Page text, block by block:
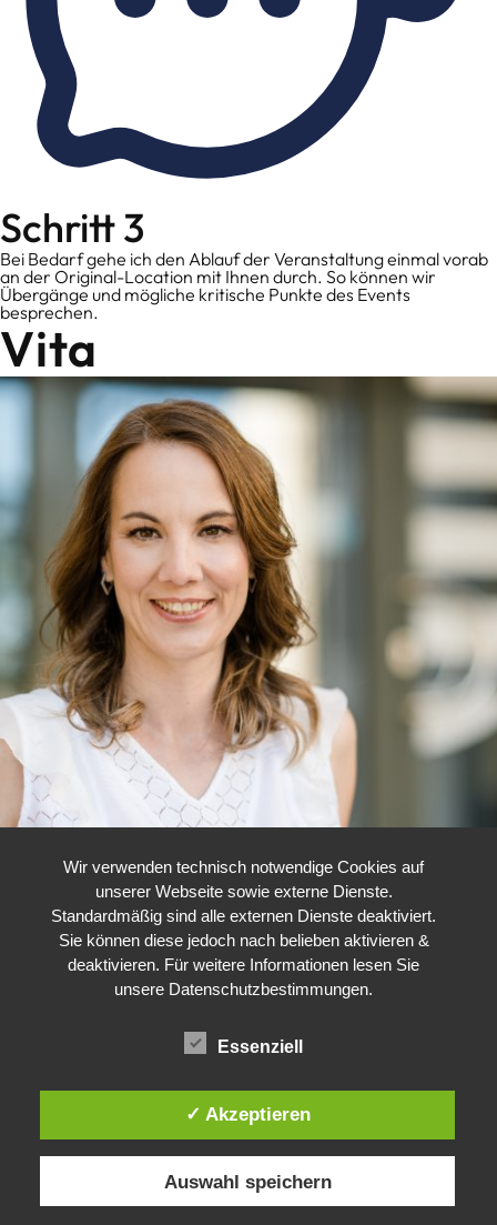
Schritt 3
Bei Bedarf gehe ich den Ablauf der Veranstaltung einmal vorab
an der Original-Location mit Ihnen durch. So können wir
Übergänge und mögliche kritische Punkte des Events
besprechen.
Vita
Wir verwenden technisch notwendige Cookies auf
unserer Webseite sowie externe Dienste.
Standardmäßig sind alle externen Dienste deaktiviert.
Sie können diese jedoch nach belieben aktivieren &
deaktivieren. Für weitere Informationen lesen Sie
unsere Datenschutzbestimmungen.
Essenziell
✓ Akzeptieren
Auswahl speichern